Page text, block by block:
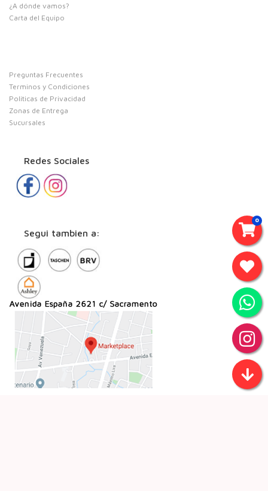
¿A dónde vamos?
Carta del Equipo
Preguntas Frecuentes
Terminos y Condiciones
Politicas de Privacidad
Zonas de Entrega
Sucursales
Redes Sociales
Segui tambien a:
0